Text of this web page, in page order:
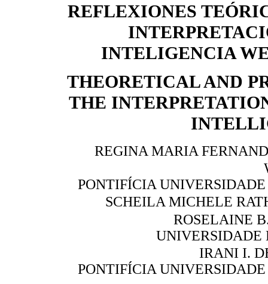
REFLEXIONES
INTELIGENCIA
THEORETICAL AND
THE
REGINA MARIA
PONTIFÍCIA
SCHEILA MICHELE
ROSELAINE
UNIVERSIDADE
IRANI I.
PONTIFÍCIA